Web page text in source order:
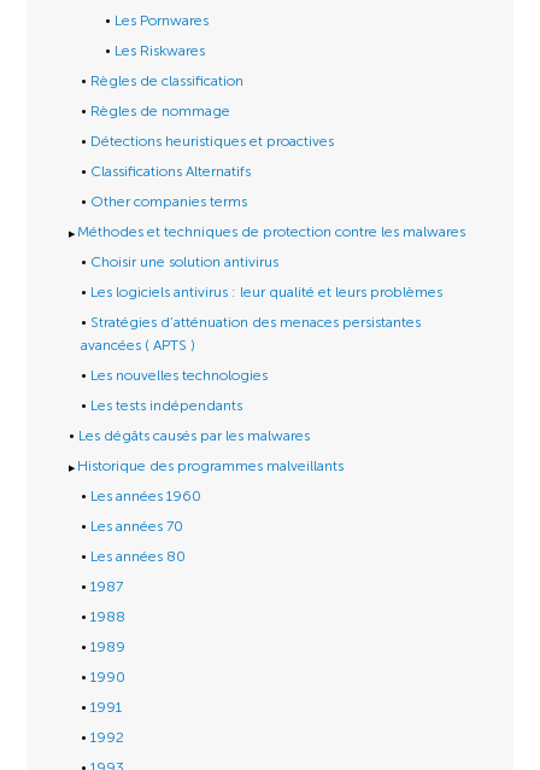
Les Pornwares
Les Riskwares
Règles de classification
Règles de nommage
Détections heuristiques et proactives
Classifications Alternatifs
Other companies terms
Méthodes et techniques de protection contre les malwares
Choisir une solution antivirus
Les logiciels antivirus : leur qualité et leurs problèmes
Stratégies d’atténuation des menaces persistantes
avancées ( APTS )
Les nouvelles technologies
Les tests indépendants
Les dégâts causés par les malwares
Historique des programmes malveillants
Les années 1960
Les années 70
Les années 80
1987
1988
1989
1990
1991
1992